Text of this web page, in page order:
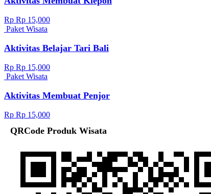
Rp Rp 15,000
Paket Wisata
Aktivitas Belajar Tari Bali
Rp Rp 15,000
Paket Wisata
Aktivitas Membuat Penjor
Rp Rp 15,000
QRCode Produk Wisata